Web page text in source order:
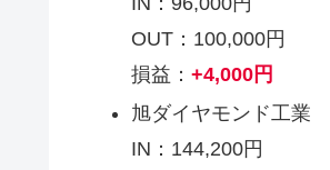
OUT：100,000円
損益： +4,000円
旭ダイヤモンド工業
IN：144,200円